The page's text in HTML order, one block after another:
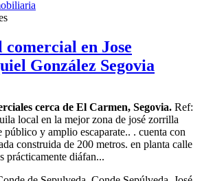
en Jose
González Segovia
cerca de El Carmen, Segovia. Ref:
local en la mejor zona de josé zorrilla
público y amplio escaparate.. . cuenta con
construida de 200 metros. en planta calle
prácticamente diáfan...